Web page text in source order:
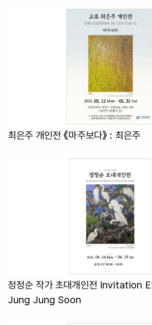
최은주 개인전 《마주보다》 : 최은주
정정순 작가 초대개인전 Invitation
Jung Jung Soon